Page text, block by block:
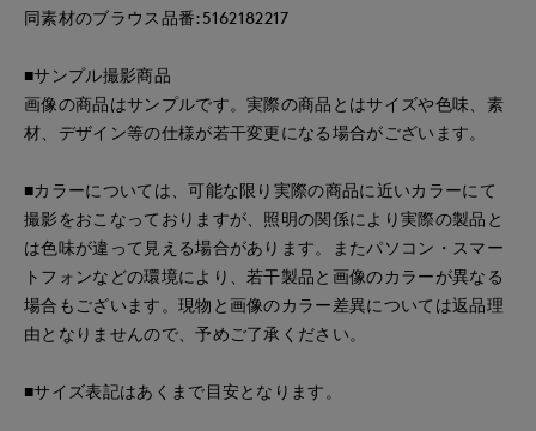
同素材のブラウス品番:5162182217
■サンプル撮影商品
画像の商品はサンプルです。実際の商品とはサイズや色味、素
材、デザイン等の仕様が若干変更になる場合がございます。
■カラーについては、可能な限り実際の商品に近いカラーにて
撮影をおこなっておりますが、照明の関係により実際の製品と
は色味が違って見える場合があります。またパソコン・スマー
トフォンなどの環境により、若干製品と画像のカラーが異なる
場合もございます。現物と画像のカラー差異については返品理
由となりませんので、予めご了承ください。
■サイズ表記はあくまで目安となります。